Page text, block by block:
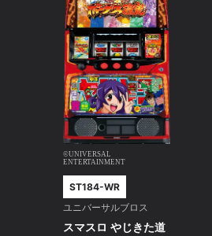
©UNIVERSAL
ENTERTAINMENT
ST184-WR
ユニバーサルブロス
スマスロ やじきた道